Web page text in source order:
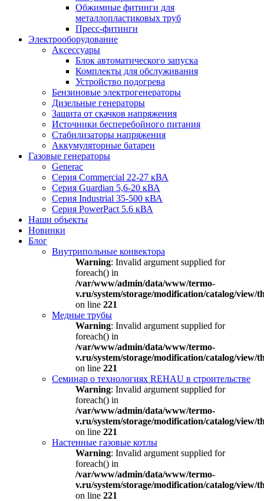
Обжимные фитинги для
металлопластиковых труб
Пресс-фитинги
Электрооборудование
Аксессуары
Блок автоматического запуска
Комплекты для обслуживания
Устройство подогрева
Бензиновые электрогенераторы
Дизельные генераторы
Защита от скачков напряжения
Источники бесперебойного питания
Стабилизаторы напряжения
Аккумуляторные батареи
Газовые генераторы
Generac
Серия Commercial 22-27 кВА
Серия Guardian 5,6-20 кВА
Серия Industrial 35-500 кВА
Серия PowerPact 5.6 кВА
Наши объекты
Новинки
Блог
Внутрипольные конвектора
Warning: Invalid argument supplied for
foreach() in
/var/www/admin/data/www/termo-
v.ru/system/storage/modification/catalog/view/
on line 221
Медные трубы
Warning: Invalid argument supplied for
foreach() in
/var/www/admin/data/www/termo-
v.ru/system/storage/modification/catalog/view/
on line 221
Семинар о технологиях REHAU в строительстве
Warning: Invalid argument supplied for
foreach() in
/var/www/admin/data/www/termo-
v.ru/system/storage/modification/catalog/view/
on line 221
Настенные газовые котлы
Warning: Invalid argument supplied for
foreach() in
/var/www/admin/data/www/termo-
v.ru/system/storage/modification/catalog/view/
on line 221